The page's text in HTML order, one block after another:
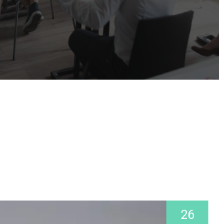
26